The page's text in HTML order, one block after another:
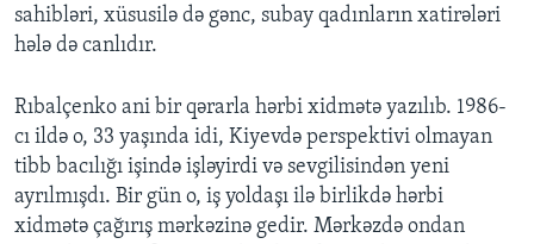
sahibləri, xüsusilə də gənc, subay qadınların xatirələri
hələ də canlıdır.
Rıbalçenko ani bir qərarla hərbi xidmətə yazılıb. 1986-
cı ildə o, 33 yaşında idi, Kiyevdə perspektivi olmayan
tibb bacılığı işində işləyirdi və sevgilisindən yeni
ayrılmışdı. Bir gün o, iş yoldaşı ilə birlikdə hərbi
xidmətə çağırış mərkəzinə gedir. Mərkəzdə ondan